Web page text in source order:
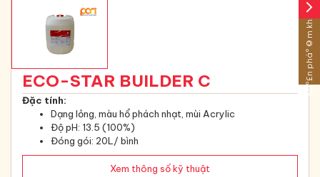
ECO-STAR BUILDER C
Đặc tính:
Dạng lỏng, màu hổ phách nhạt, mùi Acrylic
Độ pH: 13.5 (100%)
Đóng gói: 20L/ bình
Xem thông số kỹ thuật
arrow_forward_ios
Sáº£n pháº©m khÃ¡c